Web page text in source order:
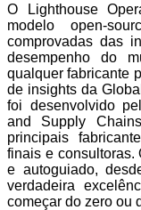
O Lighthouse
modelo open-
comprovadas das
desempenho do
qualquer fabricante
de insights da
foi desenvolvido
and Supply
principais
finais e consultoras.
e autoguiado,
verdadeira
começar do zero ou